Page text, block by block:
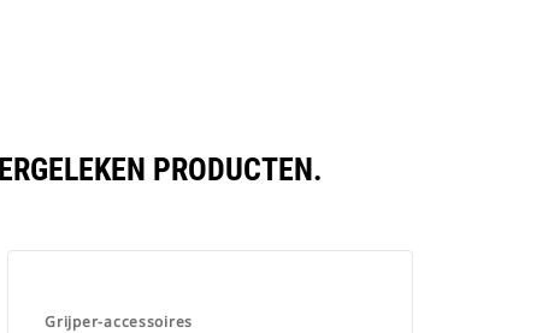
PRODUCTEN.
Grijper-accessoires